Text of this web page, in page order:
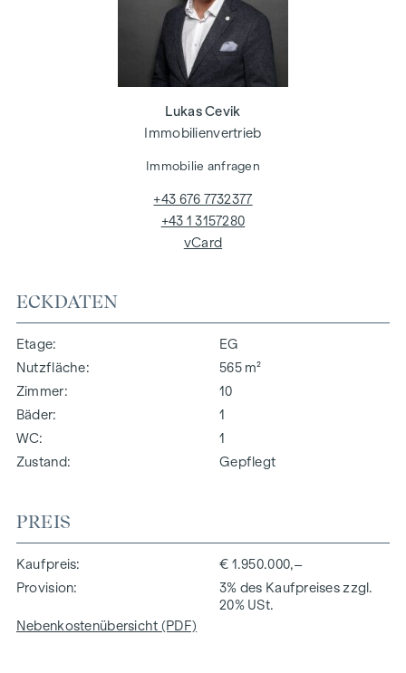
ECKDATEN
Etage
EG
Nutzfläche
565 m²
Zimmer
10
Bäder
1
WC
1
Zustand
Gepflegt
PREIS
Kaufpreis
€ 1.950.000,–
Provision
3% des Kaufpreises zzgl.
20% USt.
Nebenkostenübersicht (PDF)
Lukas Cevik
Immobilienvertrieb
Immobilie anfragen
+43 676 7732377
+43 1 3157280
vCard